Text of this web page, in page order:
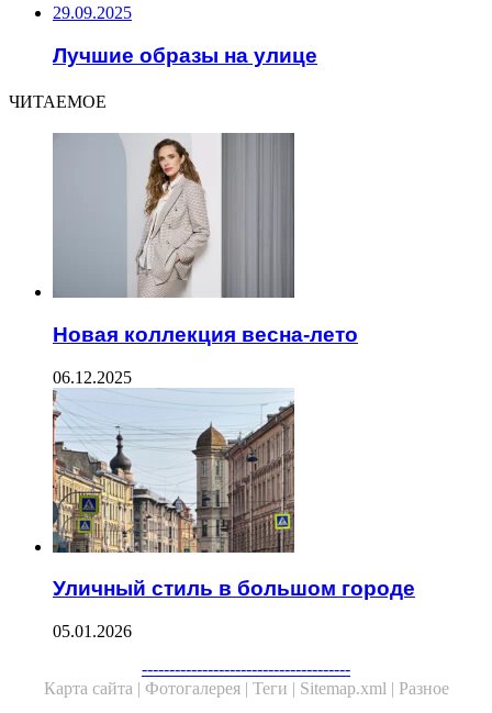
29.09.2025
Лучшие образы на улице
ЧИТАЕМОЕ
Новая коллекция весна-лето
06.12.2025
Уличный стиль в большом городе
05.01.2026
--------------------------------------
Карта сайта | Фотогалерея | Теги | Sitemap.xml | Разное